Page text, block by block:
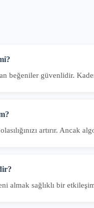
beğeniler güvenlidir.
artırır.
almak sağlıklı bir